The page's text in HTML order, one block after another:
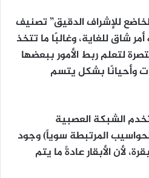
للإشراف الدقيق” تصنيف
شاق للغاية، وغالبًا ما تتخذ
لتعلم ربط الأمور ببعضها
وأحيانًا بشكل يتسم
الشبكة العصبية
المرتبطة سوياً) وجود
لأن الأبقار عادةً ما يتم